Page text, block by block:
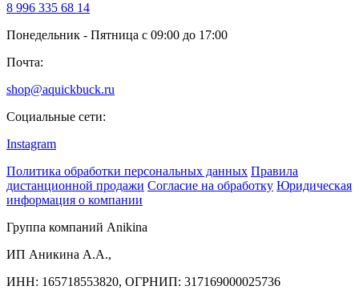
8 996 335 68 14
Понедельник - Пятница с 09:00 до 17:00
Почта:
shop@aquickbuck.ru
Социальные сети:
Instagram
Политика обработки персональных данных Правила
дистанционной продажи Согласие на обработку Юридическая
информация о компании
Группа компаний Anikina
ИП Аникина А.А.,
ИНН: 165718553820, ОГРНИП: 317169000025736